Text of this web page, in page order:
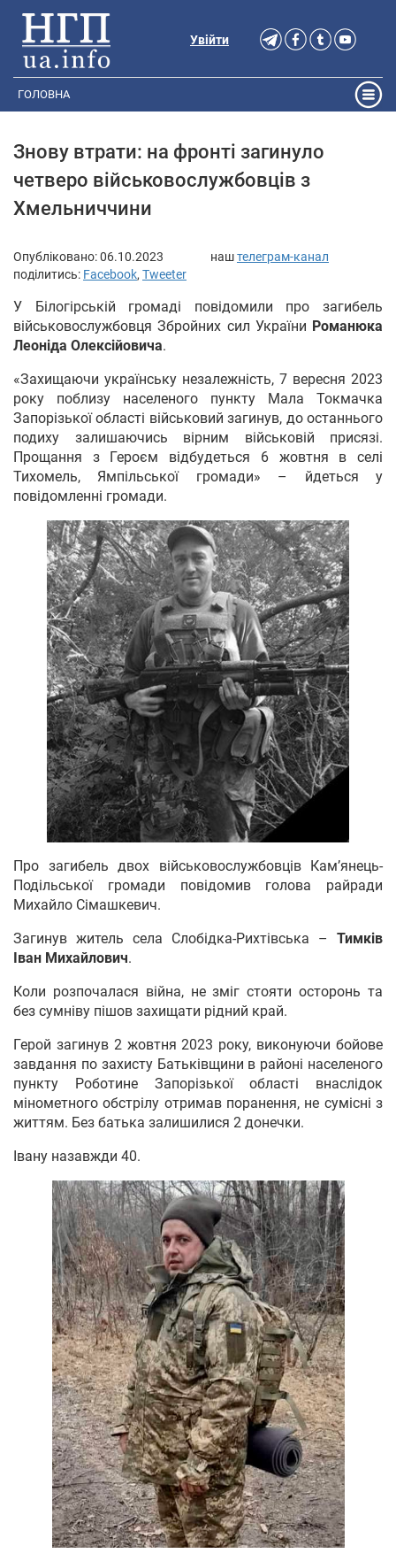
Увійти
ГОЛОВНА
Знову втрати: на фронті загинуло
четверо військовослужбовців з
Хмельниччини
Опубліковано:06.10.2023 наштелеграм-канал
поділитись: Facebook, Tweeter
У Білогірській громаді повідомили про загибель
військовослужбовця Збройних сил України Романюка
Леоніда Олексійовича.
«Захищаючи українську незалежність, 7 вересня 2023
року поблизу населеного пункту Мала Токмачка
Запорізької області військовий загинув, до останнього
подиху залишаючись вірним військовій присязі.
Прощання з Героєм відбудеться 6 жовтня в селі
Тихомель, Ямпільської громади» – йдеться у
повідомленні громади.
Про загибель двох військовослужбовців Кам’янець-
Подільської громади повідомив голова райради
Михайло Сімашкевич.
Загинув житель села Слобідка-Рихтівська – Тимків
Іван Михайлович.
Коли розпочалася війна, не зміг стояти осторонь та
без сумніву пішов захищати рідний край.
Герой загинув 2 жовтня 2023 року, виконуючи бойове
завдання по захисту Батьківщини в районі населеного
пункту Роботине Запорізької області внаслідок
мінометного обстрілу отримав поранення, не сумісні з
життям. Без батька залишилися 2 донечки.
Івану назавжди 40.